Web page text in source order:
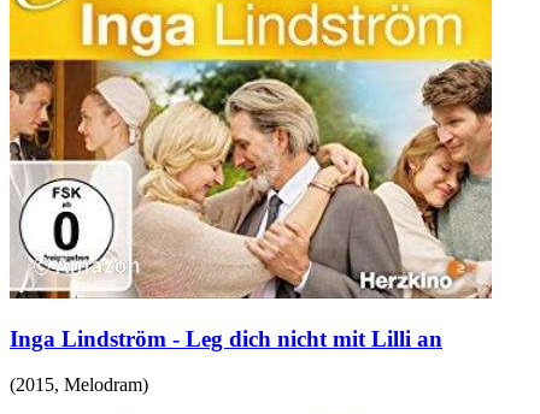
Inga Lindström - Leg dich nicht mit Lilli an
(2015, Melodram)